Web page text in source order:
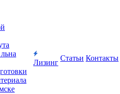
Лизинг
Статьи Контакты